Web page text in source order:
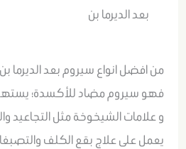
بعد الديرما بن
فهو سيروم مضاد للأكسدة؛
و علامات الشيخوخة مثل التجاعيد
يعمل على علاج بقع الكلف